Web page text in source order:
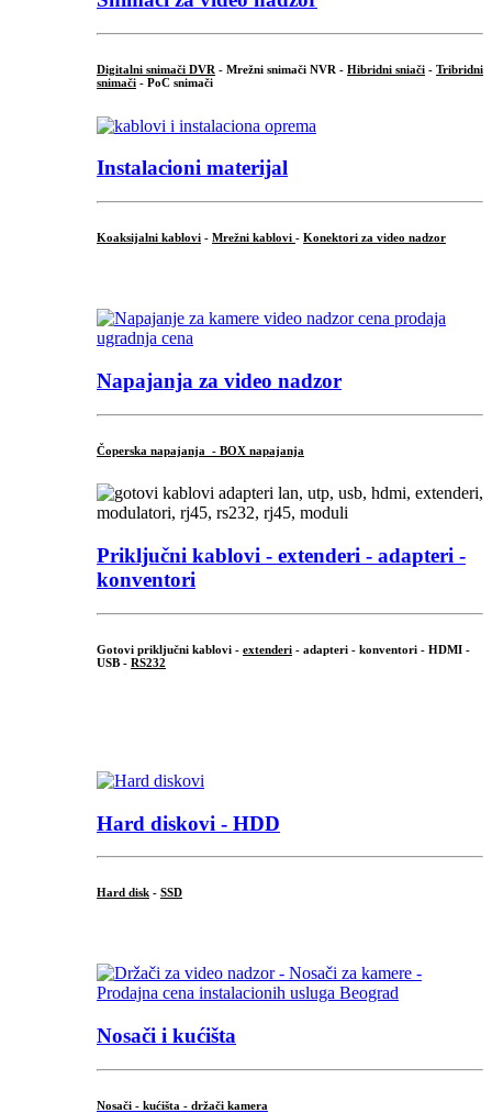
Digitalni snimači DVR - Mrežni snimači NVR - Hibridni sniači - Tribridni
snimači - PoC snimači
Instalacioni materijal
Koaksijalni kablovi - Mrežni kablovi - Konektori za video nadzor
Napajanja za video nadzor
Čoperska napajanja - BOX napajanja
Priključni kablovi - extenderi - adapteri -
konventori
Gotovi priključni kablovi - extenderi - adapteri - konventori - HDMI -
USB - RS232
Hard diskovi - HDD
Hard disk - SSD
Nosači i kućišta
Nosači - kućišta - držači kamera